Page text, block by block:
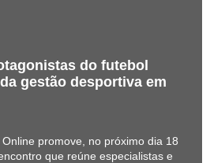
do futebol
gestão desportiva em
promove, no próximo dia 18
que reúne especialistas e